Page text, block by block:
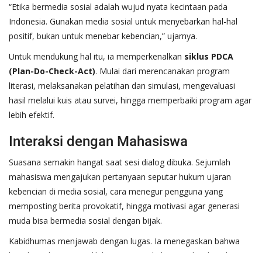
“Etika bermedia sosial adalah wujud nyata kecintaan pada
Indonesia. Gunakan media sosial untuk menyebarkan hal-hal
positif, bukan untuk menebar kebencian,” ujarnya.
Untuk mendukung hal itu, ia memperkenalkan siklus PDCA
(Plan-Do-Check-Act). Mulai dari merencanakan program
literasi, melaksanakan pelatihan dan simulasi, mengevaluasi
hasil melalui kuis atau survei, hingga memperbaiki program agar
lebih efektif.
Interaksi dengan Mahasiswa
Suasana semakin hangat saat sesi dialog dibuka. Sejumlah
mahasiswa mengajukan pertanyaan seputar hukum ujaran
kebencian di media sosial, cara menegur pengguna yang
memposting berita provokatif, hingga motivasi agar generasi
muda bisa bermedia sosial dengan bijak.
Kabidhumas menjawab dengan lugas. Ia menegaskan bahwa